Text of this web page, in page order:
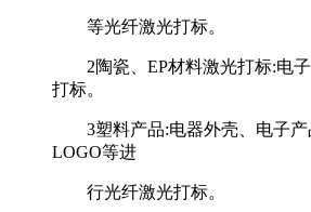
等光纤激光打标。
2陶瓷、EP材料激光打标:电子
打标。
3塑料产品:电器外壳、电子产
LOGO等进
行光纤激光打标。